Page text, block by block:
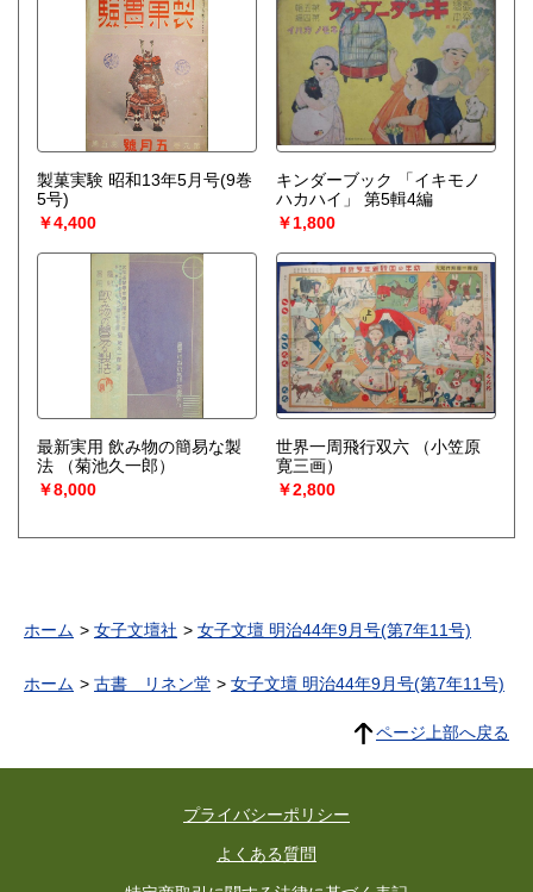
製菓実験 昭和13年5月号(9巻
5号)
￥4,400
キンダーブック 「イキモノ
ハカハイ」 第5輯4編
￥1,800
最新実用 飲み物の簡易な製
法
（菊池久一郎）
￥8,000
世界一周飛行双六
（小笠原
寛三画）
￥2,800
ホーム 女子文壇社 女子文壇 明治44年9月号(第7年11号)
ホーム 古書 リネン堂 女子文壇 明治44年9月号(第7年11号)
ページ上部へ戻る
プライバシーポリシー
よくある質問